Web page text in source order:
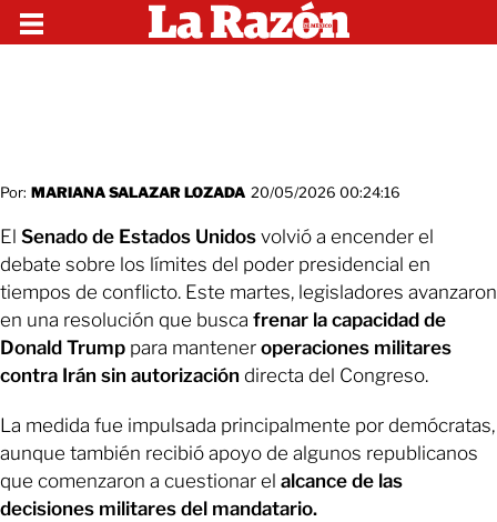
Por: MARIANA SALAZAR LOZADA 20/05/2026 00:24:16
El Senado de Estados Unidos volvió a encender el
debate sobre los límites del poder presidencial en
tiempos de conflicto. Este martes, legisladores avanzaron
en una resolución que busca frenar la capacidad de
Donald Trump para mantener operaciones militares
contra Irán sin autorización directa del Congreso.
La medida fue impulsada principalmente por demócratas,
aunque también recibió apoyo de algunos republicanos
que comenzaron a cuestionar el alcance de las
decisiones militares del mandatario.